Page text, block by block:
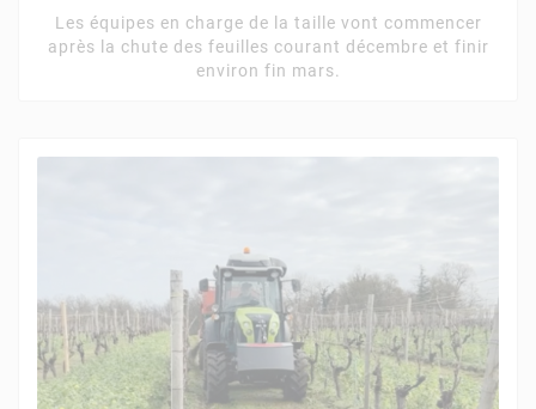
Les équipes en charge de la taille vont commencer
après la chute des feuilles courant décembre et finir
environ fin mars.